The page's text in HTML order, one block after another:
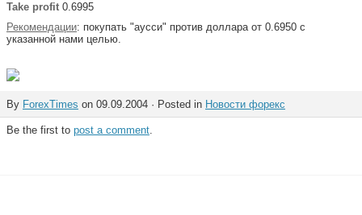
Take profit 0.6995
Рекомендации: покупать "аусси" против доллара от 0.6950 с
указанной нами целью.
By ForexTimes on 09.09.2004 · Posted in Новости форекс
Be the first to post a comment.